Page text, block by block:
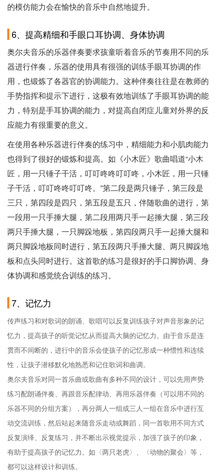
的模仿能力会在愉快的音乐中自然地提升。
6、提高精细和手眼口耳协调、身体协调
奥尔夫音乐的乐器伴奏要求孩童听着音乐的节奏用不同的乐
器进行伴奏，乐器的使用具有很强的训练手眼耳协调的作
用，也锻炼了各器官的协调能力。这种伴奏往往是在教师的
手势指挥和提示下进行，这极有效地训练了手眼耳协调的能
力，特别是手耳协调的能力，对提高自闭症儿童对外界的反
应能力有很重要的意义。
在使用各种乐器进行伴奏的练习中，精细能力和小肌肉能力
也得到了很好的锻炼和提高。如《小木匠》歌曲唱道“小木
匠，用一只锤子干活，叮叮咚咚叮叮咚，小木匠，用一只锤
子干活，叮叮咚咚叮叮咚。”第二段是两只锤子，第三段是
三只，第四段是四只，第五段是五只，伴随歌曲的进行，第
一段用一只手捶大腿，第二段用两只手一起捶大腿，第三段
两只手捶大腿，一只脚跺地板，第四段两只手一起捶大腿和
两只脚跺地板同时进行，第五段两只手捶大腿、两只脚跺地
板和点头同时进行。这首歌的练习是很好的手口脚协调、身
体协调和感觉统合训练的练习。
7、记忆力
传声练习和对歌词的朗诵、歌唱可以反复训练孩子对声音形象的记
忆力，提高孩子的听觉记忆从而提高大脑的记忆力。由于音乐是连
贯而不间断的，进行中的音乐会使孩子的记忆形成一种惯性和连续
性，让孩子潜移默化地熟悉和记住歌词和曲调。
奥尔夫音乐对同一首乐曲或歌曲有多种不同的设计，可以先用声势
练习配朗诵伴奏、再跟音乐配律动、再用乐器伴奏（可以用不同的
乐器不同的分组方案），再分两人一组或三人一组在音乐中进行互
动交流训练，然后站起来随音乐走动或舞蹈，同一首歌用不同方式
反复演绎、反复练习，并不断出示视觉提示，加强了孩子的印象，
有助于提高孩子的记忆力。如〈两只老虎〉、〈动物的聚会〉等，
都可以这样设计和训练。